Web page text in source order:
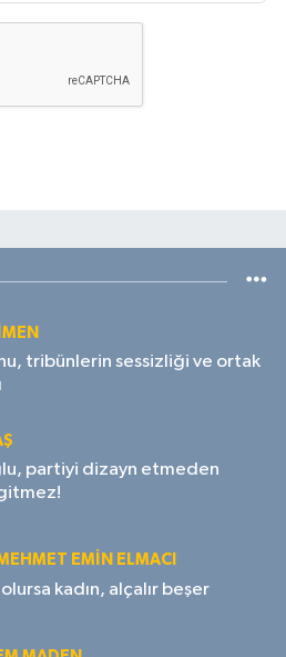
tribünlerin sessizliği ve ortak
partiyi dizayn etmeden
EMIN ELMACI
kadın, alçalır beşer